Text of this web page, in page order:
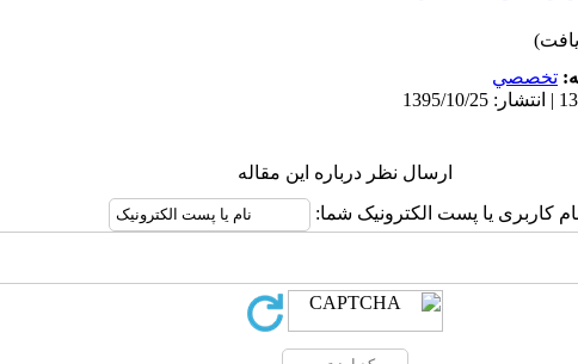
تخصصي
ارسال نظر درباره این مقاله
کاربری یا پست الکترونیک شما: